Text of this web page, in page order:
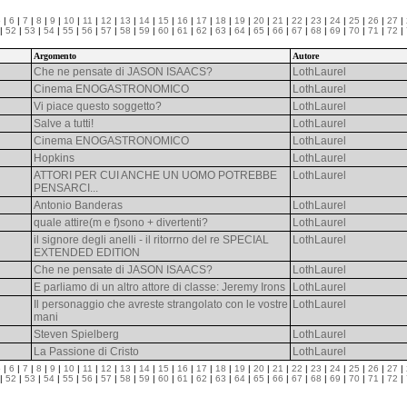
| 6 | 7 | 8 | 9 | 10 | 11 | 12 | 13 | 14 | 15 | 16 | 17 | 18 | 19 | 20 | 21 | 22 | 23 | 24 | 25 | 26 | 27 |
52 | 53 | 54 | 55 | 56 | 57 | 58 | 59 | 60 | 61 | 62 | 63 | 64 | 65 | 66 | 67 | 68 | 69 | 70 | 71 | 72 |
Argomento Autore
Che ne pensate di JASON ISAACS?
LothLaurel
Cinema ENOGASTRONOMICO
LothLaurel
Vi piace questo soggetto?
LothLaurel
Salve a tutti!
LothLaurel
Cinema ENOGASTRONOMICO
LothLaurel
Hopkins
LothLaurel
ATTORI PER CUI ANCHE UN UOMO POTREBBE
PENSARCI...
LothLaurel
Antonio Banderas
LothLaurel
quale attire(m e f)sono + divertenti?
LothLaurel
il signore degli anelli - il ritorrno del re SPECIAL
EXTENDED EDITION
LothLaurel
Che ne pensate di JASON ISAACS?
LothLaurel
E parliamo di un altro attore di classe: Jeremy Irons
LothLaurel
Il personaggio che avreste strangolato con le vostre
mani
LothLaurel
Steven Spielberg
LothLaurel
La Passione di Cristo
LothLaurel
| 6 | 7 | 8 | 9 | 10 | 11 | 12 | 13 | 14 | 15 | 16 | 17 | 18 | 19 | 20 | 21 | 22 | 23 | 24 | 25 | 26 | 27 |
52 | 53 | 54 | 55 | 56 | 57 | 58 | 59 | 60 | 61 | 62 | 63 | 64 | 65 | 66 | 67 | 68 | 69 | 70 | 71 | 72 |